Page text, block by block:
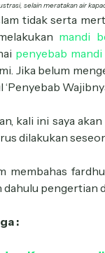
selain meratakan air
tidak serta
mandi
penyebab mandi
Jika belum
kali ini saya
dilakukan
membahas
pengertian
: